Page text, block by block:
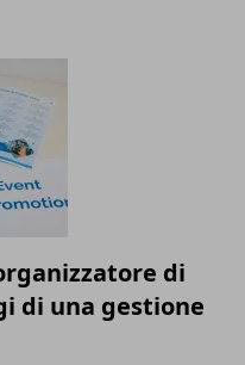
di
di una gestione